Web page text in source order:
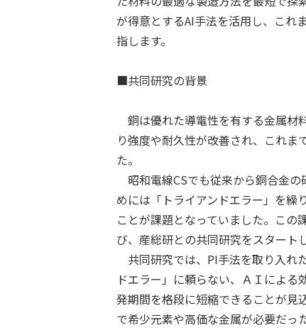
が得意とするAI手法を活用し、これ
指します。
■共同研究の背景
銅は優れた導電性を有する金属材
り強度や耐久性が改善され、これ
た。
昭和電線CSでも従来から銅合金
めには「トライアンドエラー」を繰
ことが課題となっていました。こ
び、産総研との共同研究をスタート
共同研究では、 PI手法を取り入れ
ドエラー」に頼らない、ＡＩによ
発期間を格段に短縮できることが見
で希少元素や高価な金属が必要だっ